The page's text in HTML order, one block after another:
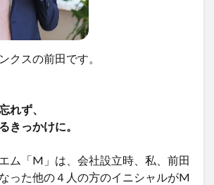
クスの前田です。
れず、
きっかけに。
ム「M」は、会社設立時、私、前田
った他の４人の方のイニシャルがM